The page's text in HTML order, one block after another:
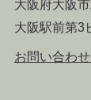
大阪府大阪
大阪駅前第
お問い合わ